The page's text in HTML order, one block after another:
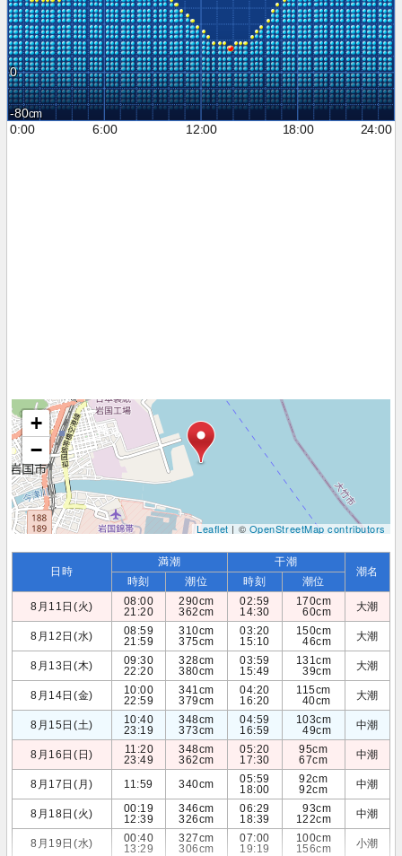
0
-80
0:00
6:00 12:00 18:00 24:00
+
−
Leaflet| ©OpenStreetMap contributors
日時
満潮 干潮
潮名
時刻 潮位 時刻
潮位
8月11日(火)
08:00
21:20
290cm
362cm
02:59
14:30
170cm
60cm
大潮
8月12日(水)
08:59
21:59
310cm
375cm
03:20
15:10
150cm
46cm
大潮
8月13日(木)
09:30
22:20
328cm
380cm
03:59
15:49
131cm
39cm
大潮
8月14日(金)
10:00
22:59
341cm
379cm
04:20
16:20
115cm
40cm
大潮
8月15日(土)
10:40
23:19
348cm
373cm
04:59
16:59
103cm
49cm
中潮
8月16日(日)
11:20
23:49
348cm
362cm
05:20
17:30
95cm
67cm
中潮
8月17日(月) 11:59 340cm
05:59
18:00
92cm
92cm
中潮
8月18日(火)
00:19
12:39
346cm
326cm
06:29
18:39
93cm
122cm
中潮
8月19日(水)
00:40
13:29
327cm
306cm
07:00
19:19
100cm
156cm
小潮